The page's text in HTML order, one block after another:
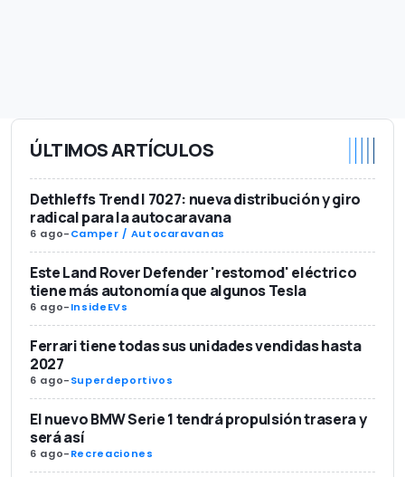
ÚLTIMOS ARTÍCULOS
Dethleffs Trend I 7027: nueva distribución y giro
radical para la autocaravana
6 ago-Camper / Autocaravanas
Este Land Rover Defender 'restomod' eléctrico
tiene más autonomía que algunos Tesla
6 ago-InsideEVs
Ferrari tiene todas sus unidades vendidas hasta
2027
6 ago-Superdeportivos
El nuevo BMW Serie 1 tendrá propulsión trasera y
será así
6 ago-Recreaciones